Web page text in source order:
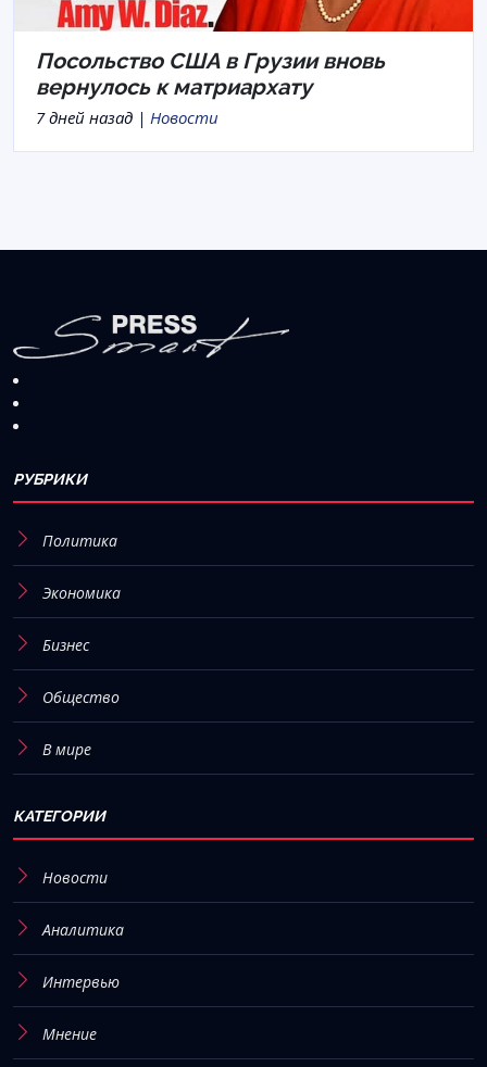
Посольство США в Грузии вновь
вернулось к матриархату
7 дней назад | Новости
РУБРИКИ
Политика
Экономика
Бизнес
Общество
В мире
КАТЕГОРИИ
Новости
Аналитика
Интервью
Мнение